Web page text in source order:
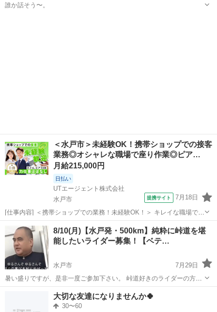
誰か話そう〜。
＜水戸市＞未経験OK！携帯ショップでの接客
業務◎オシャレな職場で座り作業◎ピア…
月給215,000円
日払い
UTエージェント株式会社
水戸市
提携サイト 7月18日
[仕事内容] ＜携帯ショップでの業務！未経験OK！＞ キレイな職場で、
基本座りながらの接客です！ ピアス・ネイルもOK！ オシャレも楽し
める職場です♪ ＜具体的には…＞ ◆ご来店頂いたお客様に笑顔で挨
拶 ◆PC・タブレ...
茨城 水戸市 工場
8/10(月)【水戸発・500km】純粋に峠道を堪
能したいライダー募集！【ベテ…
水戸市
7月29日
暑い盛りですが、是非一度ご参加下さい。 峠道好きのライダーの方に
お越し頂ければ嬉しいです。 当グループは会則やルール等の縛りがな
い中で、6年7カ月続いている大人の集まりです。各自が社会性や協調
性、主体性を備え、一期一...
ツーリング 走り
大切な友達になりませんか🍀
30〜60